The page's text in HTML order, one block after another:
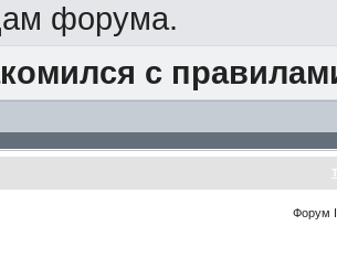
форума.
с
Форум